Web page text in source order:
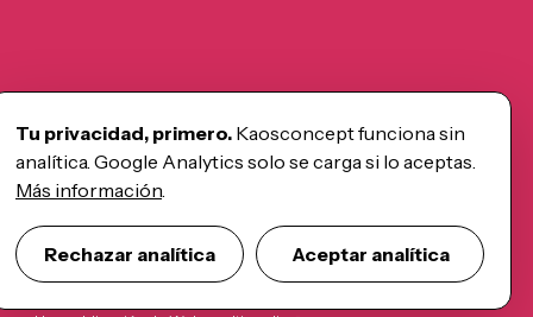
Tu privacidad, primero. Kaosconcept funciona sin
analítica. Google Analytics solo se carga si lo aceptas.
Más información.
Rechazar analítica Aceptar analítica